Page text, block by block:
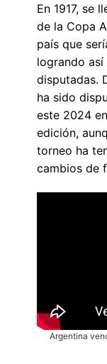
En 1917, se
de la Copa
país que
logrando
disputadas.
ha sido
este 2024
edición,
torneo ha
cambios de
Argentina